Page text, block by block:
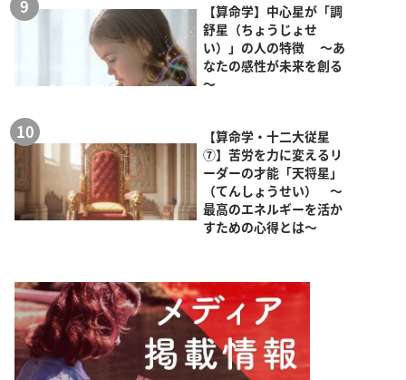
【算命学】中心星が「調
舒星（ちょうじょせ
い）」の人の特徴 ～あ
なたの感性が未来を創る
～
【算命学・十二大従星
⑦】苦労を力に変えるリ
ーダーの才能「天将星」
（てんしょうせい） ～
最高のエネルギーを活か
すための心得とは～